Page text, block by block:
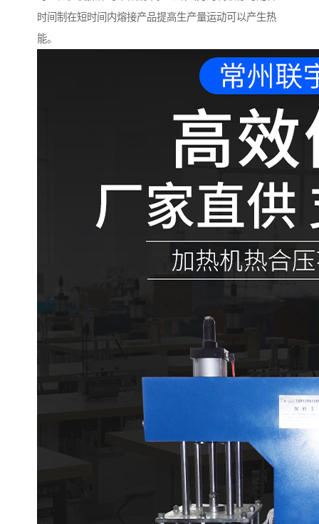
时间制在短时间内熔接产品提高生产量运动可以产生热
能。